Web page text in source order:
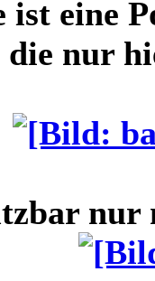
ist eine
die nur
nur